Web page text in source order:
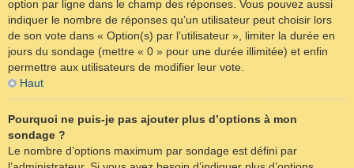
option par ligne dans le champ des réponses. Vous pouvez aussi
indiquer le nombre de réponses qu’un utilisateur peut choisir lors
de son vote dans « Option(s) par l’utilisateur », limiter la durée en
jours du sondage (mettre « 0 » pour une durée illimitée) et enfin
permettre aux utilisateurs de modifier leur vote.
Haut
Pourquoi ne puis-je pas ajouter plus d’options à mon
sondage ?
Le nombre d’options maximum par sondage est défini par